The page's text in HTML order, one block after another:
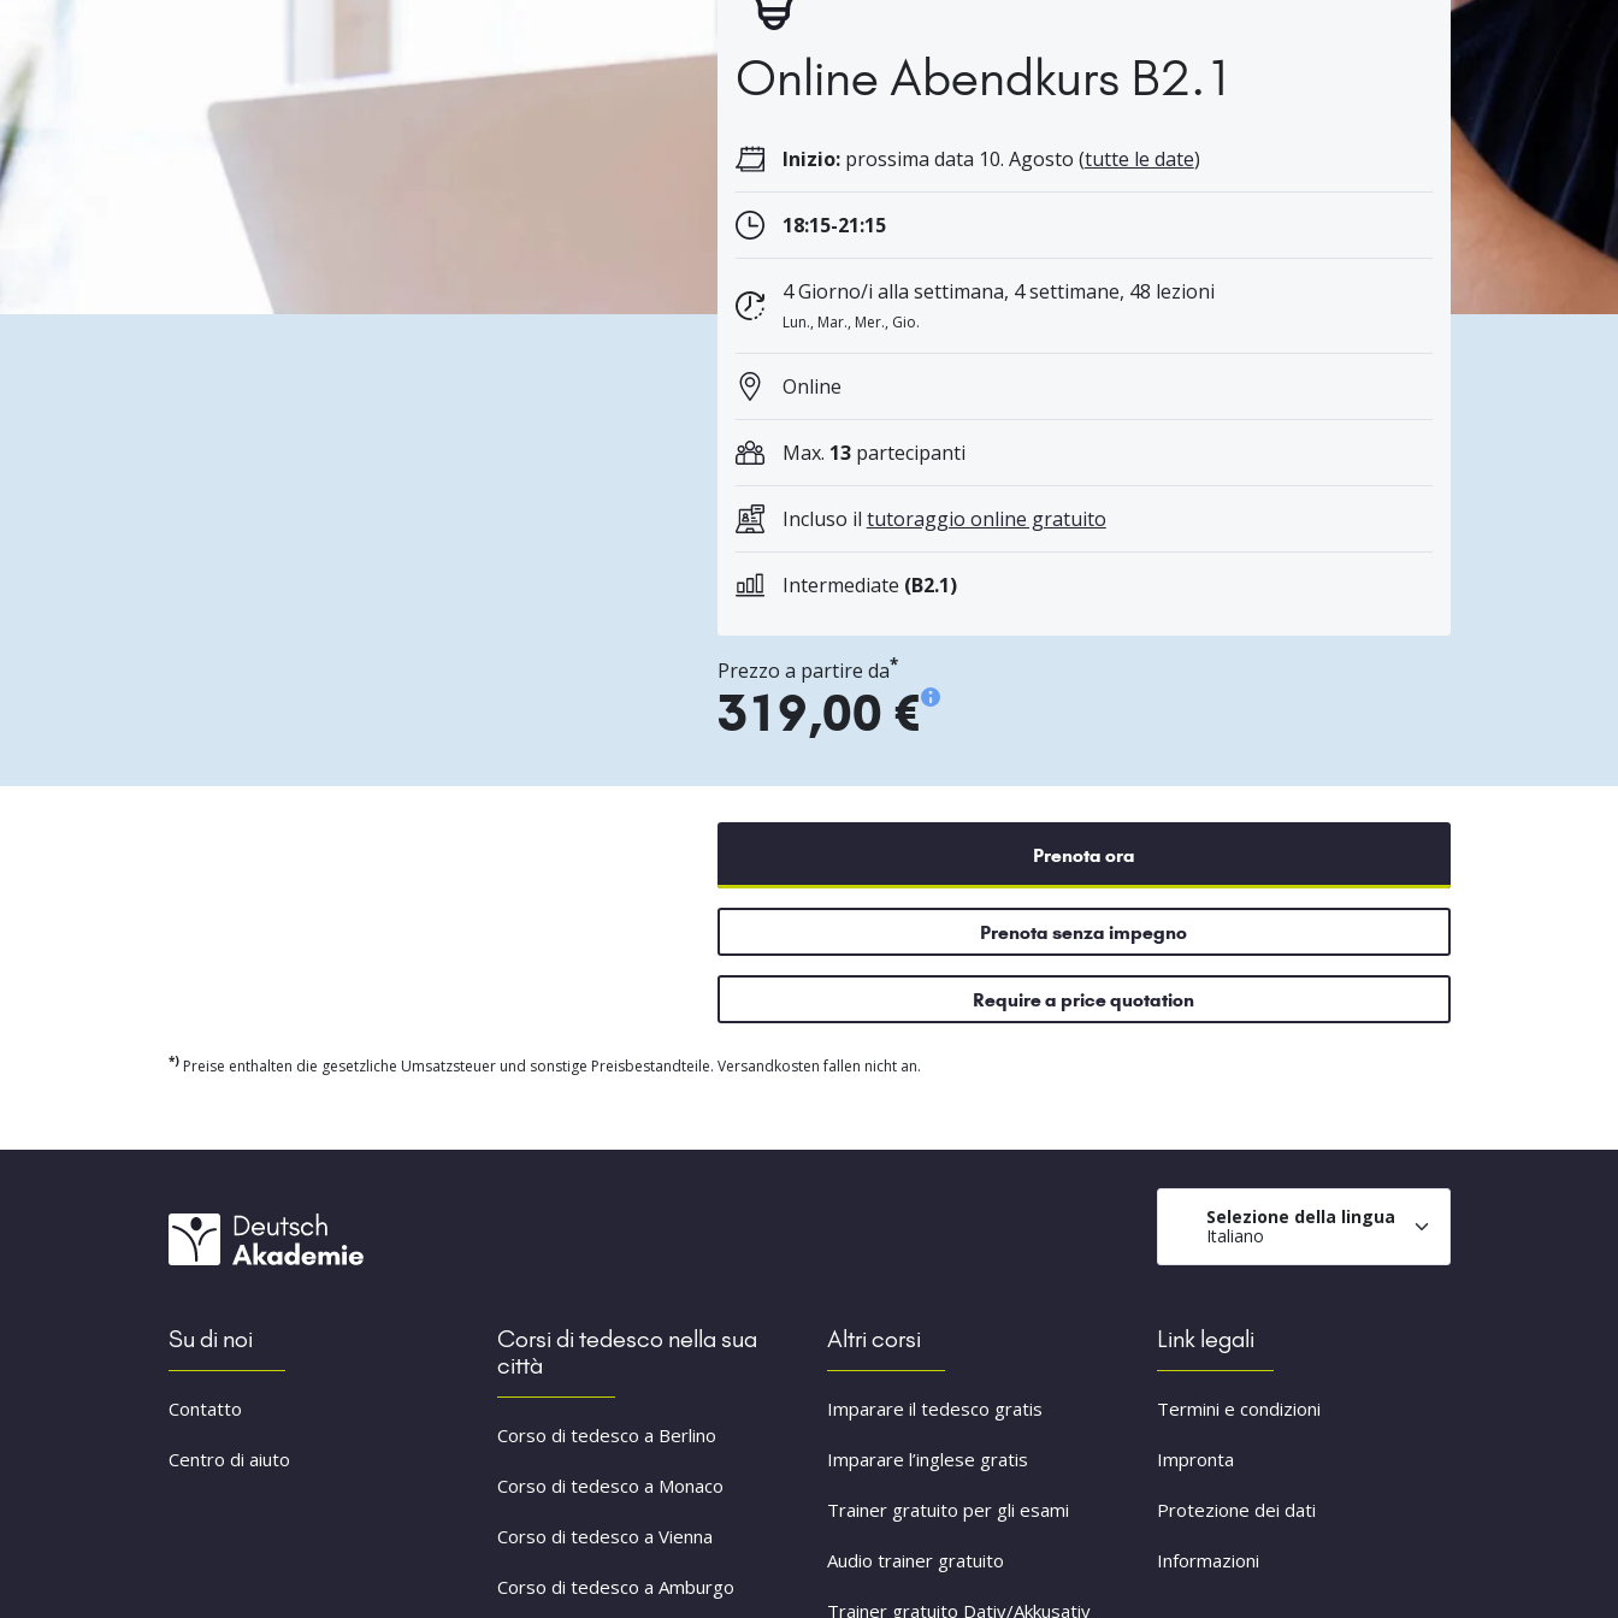
Online Abendkurs B2.1
Inizio:prossima data 10. Agosto (tutte le date)
18:15-21:15
4 Giorno/i alla settimana, 4 settimane, 48 lezioni
Lun., Mar., Mer., Gio.
Online
Max. 13partecipanti
Incluso il tutoraggio online gratuito
Intermediate (B2.1)
Prezzo a partire da*
319,00 €
Prenota ora
Prenota senza impegno
Require a price quotation
*)Preise enthalten die gesetzliche Umsatzsteuer und sonstige Preisbestandteile. Versandkosten fallen nicht an.
Selezione della lingua
Italiano
Su di noi
Contatto
Centro di aiuto
Corsi di tedesco nella sua
città
Corso di tedesco a Berlino
Corso di tedesco a Monaco
Corso di tedesco a Vienna
Corso di tedesco a Amburgo
Altri corsi
Imparare il tedesco gratis
Imparare l’inglese gratis
Trainer gratuito per gli esami
Audio trainer gratuito
Trainer gratuito Dativ/Akkusativ
Link legali
Termini e condizioni
Impronta
Protezione dei dati
Informazioni